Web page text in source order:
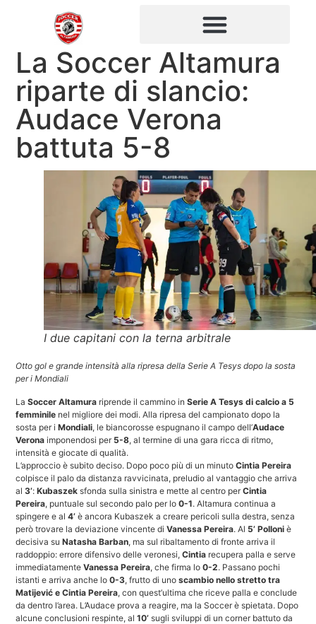
La Soccer Altamura
riparte di slancio:
Audace Verona
battuta 5-8
I due capitani con la terna arbitrale
Otto gol e grande intensità alla ripresa della Serie A Tesys dopo la sosta
per i Mondiali
LaSoccer Altamura riprende il cammino inSerie A Tesys di calcio a 5
femminile nel migliore dei modi. Alla ripresa del campionato dopo la
sosta per iMondiali, le biancorosse espugnano il campo dell’Audace
Verona imponendosi per 5-8, al termine di una gara ricca di ritmo,
intensità e giocate di qualità.
L’approccio è subito deciso. Dopo poco più di un minutoCintia Pereira
colpisce il palo da distanza ravvicinata, preludio al vantaggio che arriva
al3’:Kubaszek sfonda sulla sinistra e mette al centro perCintia
Pereira, puntuale sul secondo palo per lo0-1. Altamura continua a
spingere e al4’ è ancora Kubaszek a creare pericoli sulla destra, senza
però trovare la deviazione vincente diVanessa Pereira. Al 5’ Polloni è
decisiva suNatasha Barban, ma sul ribaltamento di fronte arriva il
raddoppio: errore difensivo delle veronesi,Cintia recupera palla e serve
immediatamenteVanessa Pereira, che firma lo0-2. Passano pochi
istanti e arriva anche lo0-3, frutto di unoscambio nello stretto tra
Matijević e Cintia Pereira, con quest’ultima che riceve palla e conclude
da dentro l’area. L’Audace prova a reagire, ma la Soccer è spietata. Dopo
alcune conclusioni respinte, al10’ sugli sviluppi di un corner battuto da